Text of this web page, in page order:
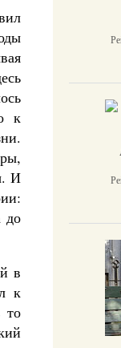
к
И
до
в
к
то